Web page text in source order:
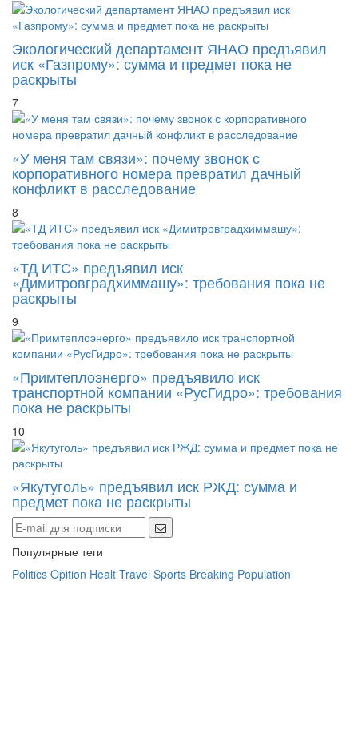
Экологический департамент ЯНАО предъявил
иск «Газпрому»: сумма и предмет пока не
раскрыты
7
«У меня там связи»: почему звонок с
корпоративного номера превратил дачный
конфликт в расследование
8
«ТД ИТС» предъявил иск
«Димитровградхиммашу»: требования пока не
раскрыты
9
«Примтеплоэнерго» предъявило иск
транспортной компании «РусГидро»: требования
пока не раскрыты
10
«Якутуголь» предъявил иск РЖД: сумма и
предмет пока не раскрыты
Популярные теги
Politics Opition Healt Travel Sports